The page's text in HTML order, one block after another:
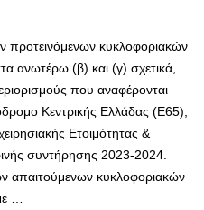
προτεινόμενων κυκλοφοριακών
ανωτέρω (β) και (γ) σχετικά,
που αναφέρονται
Κεντρικής Ελλάδας (Ε65),
Ετοιμότητας &
συντήρησης 2023-2024.
απαιτούμενων κυκλοφοριακών
…